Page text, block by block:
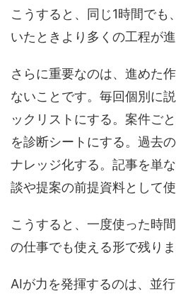
こうすると、同じ1時間でも
いたときより多くの工程が進
さらに重要なのは、進めた
ないことです。毎回個別に
ックリストにする。案件ご
を診断シートにする。過去
ナレッジ化する。記事を単
談や提案の前提資料として使
こうすると、一度使った時
の仕事でも使える形で残りま
AIが力を発揮するのは、並